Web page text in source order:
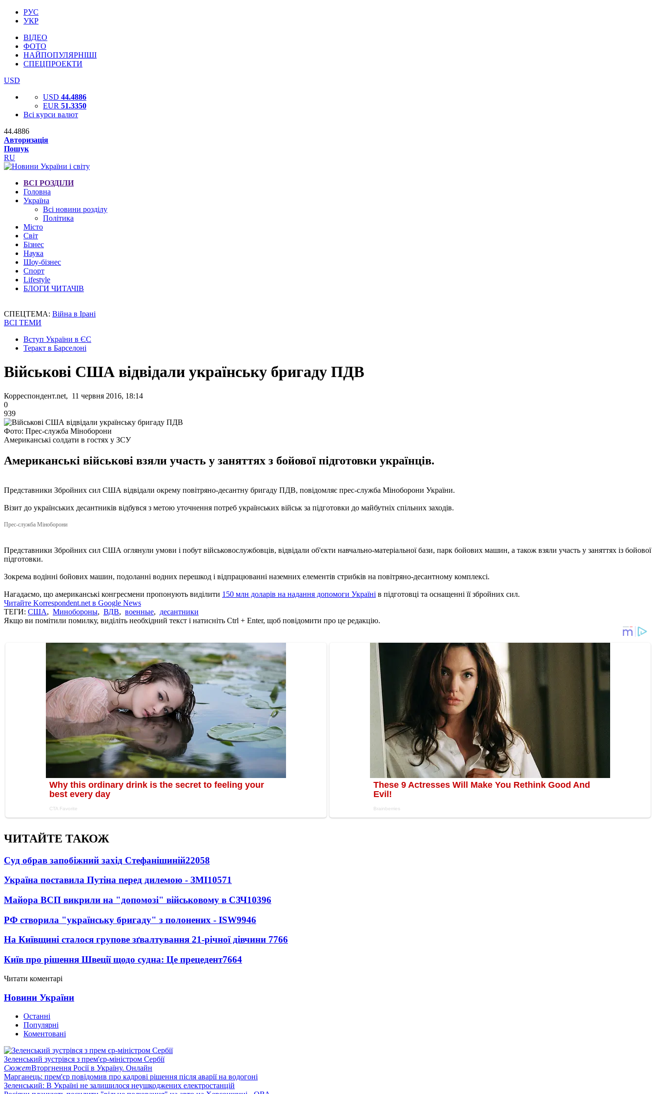
РУС
УКР
ВІДЕО
ФОТО
НАЙПОПУЛЯРНІШІ
СПЕЦПРОЕКТИ
USD
USD 44.4886
EUR 51.3350
Всі курси валют
44.4886
Авторизація
Пошук
RU
ВСІ РОЗДІЛИ
Головна
Україна
Всі новини розділу
Політика
Місто
Світ
Бізнес
Наука
Шоу-бізнес
Спорт
Lifestyle
БЛОГИ ЧИТАЧІВ
СПЕЦТЕМА: Війна в Ірані
ВСІ ТЕМИ
Вступ України в ЄС
Теракт в Барселоні
Військові США відвідали українську бригаду ПДВ
Корреспондент.net, 11 червня 2016, 18:14
0
939
Фото: Прес-служба Міноборони
Американські солдати в гостях у ЗСУ
Американські військові взяли участь у заняттях з бойової підготовки українців.
Представники Збройних сил США відвідали окрему повітряно-десантну бригаду ПДВ, повідомляє прес-служба Міноборони України.
Візит до українських десантників відбувся з метою уточнення потреб українських військ за підготовки до майбутніх спільних заходів.
Прес-служба Міноборони
Представники Збройних сил США оглянули умови і побут військовослужбовців, відвідали об'єкти навчально-матеріальної бази, парк бойових машин, а також взяли участь у заняттях із бойової
підготовки.
Зокрема водінні бойових машин, подоланні водних перешкод і відпрацюванні наземних елементів стрибків на повітряно-десантному комплексі.
Нагадаємо, що американські конгресмени пропонують виділити 150 млн доларів на надання допомоги Україні в підготовці та оснащенні її збройних сил.
Читайте Korrespondent.net в Google News
ТЕГИ: США, Минобороны, ВДВ, военные, десантники
Якщо ви помітили помилку, виділіть необхідний текст і натисніть Ctrl + Enter, щоб повідомити про це редакцію.
ЧИТАЙТЕ ТАКОЖ
Суд обрав запобіжний захід Стефанішиній22058
Україна поставила Путіна перед дилемою - ЗМІ10571
Майора ВСП викрили на "допомозі" військовому в СЗЧ10396
РФ створила "українську бригаду" з полонених - ISW9946
На Київщині сталося групове зґвалтування 21-річної дівчини 7766
Київ про рішення Швеції щодо судна: Це прецедент7664
Читати коментарі
Новини України
Останні
Популярні
Коментовані
Зеленський зустрівся з прем'єр-міністром Сербії
СюжетВторгнення Росії в Україну. Онлайн
Марганець: прем'єр повідомив про кадрові рішення після аварії на водогоні
Зеленський: В Україні не залишилося неушкоджених електростанцій